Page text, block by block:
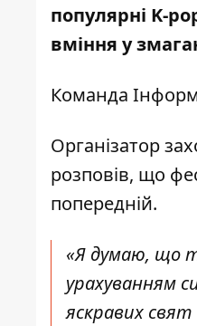
популярні K-
вміння у
Команда
Організатор
розповів, що
попередній.
«Я думаю, що
урахуванням
яскравих